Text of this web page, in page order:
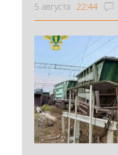
5 августа 22:44